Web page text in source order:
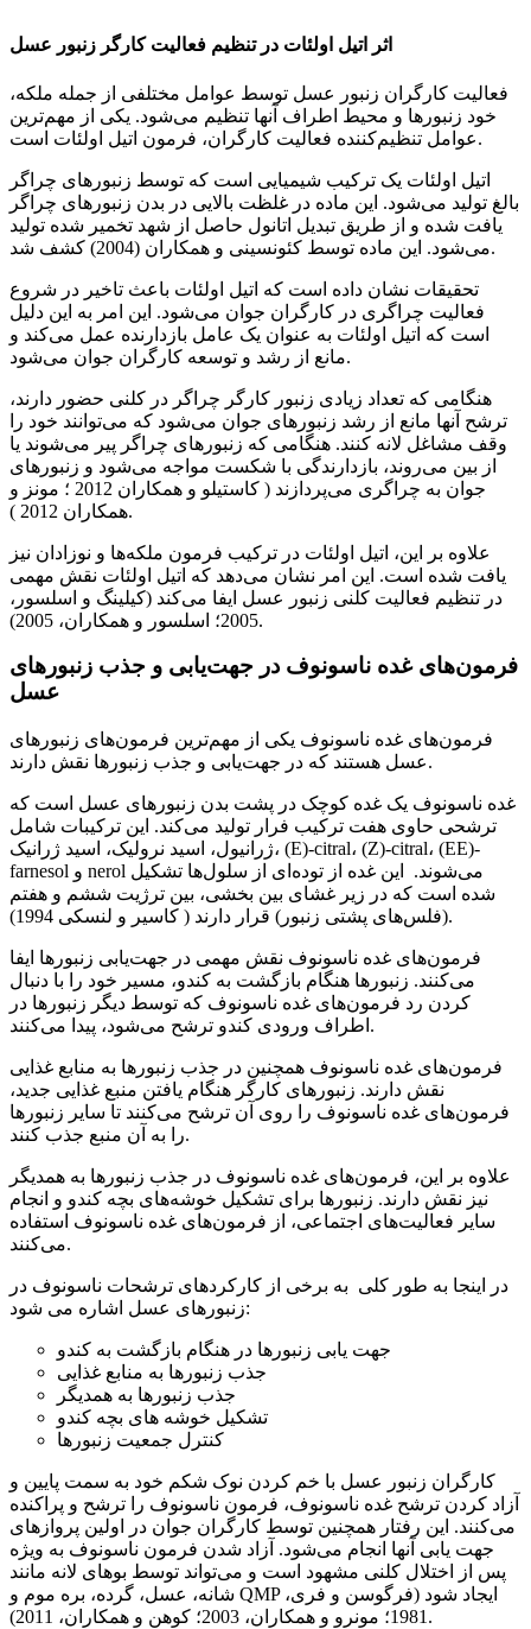
اثر اتیل اولئات در تنظیم فعالیت کارگر زنبور عسل
فعالیت کارگران زنبور عسل توسط عوامل مختلفی از جمله ملکه،
خود زنبورها و محیط اطراف آنها تنظیم می‌شود. یکی از مهم‌ترین
عوامل تنظیم‌کننده فعالیت کارگران، فرمون اتیل اولئات است.
اتیل اولئات یک ترکیب شیمیایی است که توسط زنبورهای چراگر
بالغ تولید می‌شود. این ماده در غلظت بالایی در بدن زنبورهای چراگر
یافت شده و از طریق تبدیل اتانول حاصل از شهد تخمیر شده تولید
می‌شود. این ماده توسط کئونسینی و همکاران (2004) کشف شد.
تحقیقات نشان داده است که اتیل اولئات باعث تاخیر در شروع
فعالیت چراگری در کارگران جوان می‌شود. این امر به این دلیل
است که اتیل اولئات به عنوان یک عامل بازدارنده عمل می‌کند و
مانع از رشد و توسعه کارگران جوان می‌شود.
هنگامی که تعداد زیادی زنبور کارگر چراگر در کلنی حضور دارند،
ترشح آنها مانع از رشد زنبورهای جوان می‌شود که می‌توانند خود را
وقف مشاغل لانه کنند. هنگامی که زنبورهای چراگر پیر می‌شوند یا
از بین می‌روند، بازدارندگی با شکست مواجه می‌شود و زنبورهای
جوان به چراگری می‌پردازند ( کاستیلو و همکاران 2012 ؛ مونز و
همکاران 2012 ).
علاوه بر این، اتیل اولئات در ترکیب فرمون ملکه‌ها و نوزادان نیز
یافت شده است. این امر نشان می‌دهد که اتیل اولئات نقش مهمی
در تنظیم فعالیت کلنی زنبور عسل ایفا می‌کند (کیلینگ و اسلسور،
2005؛ اسلسور و همکاران، 2005).
فرمون‌های غده ناسونوف در جهت‌یابی و جذب زنبورهای
عسل
فرمون‌های غده ناسونوف یکی از مهم‌ترین فرمون‌های زنبورهای
عسل هستند که در جهت‌یابی و جذب زنبورها نقش دارند.
غده ناسونوف یک غده کوچک در پشت بدن زنبورهای عسل است که
ترشحی حاوی هفت ترکیب فرار تولید می‌کند. این ترکیبات شامل
ژرانیول، اسید نرولیک، اسید ژرانیک، (E)-citral، (Z)-citral، (EE)-
farnesol و nerol می‌شوند. این غده از توده‌ای از سلول‌ها تشکیل
شده است که در زیر غشای بین بخشی، بین ترژیت ششم و هفتم
(فلس‌های پشتی زنبور) قرار دارند ( کاسیر و لنسکی 1994).
فرمون‌های غده ناسونوف نقش مهمی در جهت‌یابی زنبورها ایفا
می‌کنند. زنبورها هنگام بازگشت به کندو، مسیر خود را با دنبال
کردن رد فرمون‌های غده ناسونوف که توسط دیگر زنبورها در
اطراف ورودی کندو ترشح می‌شود، پیدا می‌کنند.
فرمون‌های غده ناسونوف همچنین در جذب زنبورها به منابع غذایی
نقش دارند. زنبورهای کارگر هنگام یافتن منبع غذایی جدید،
فرمون‌های غده ناسونوف را روی آن ترشح می‌کنند تا سایر زنبورها
را به آن منبع جذب کنند.
علاوه بر این، فرمون‌های غده ناسونوف در جذب زنبورها به همدیگر
نیز نقش دارند. زنبورها برای تشکیل خوشه‌های بچه کندو و انجام
سایر فعالیت‌های اجتماعی، از فرمون‌های غده ناسونوف استفاده
می‌کنند.
در اینجا به طور کلی به برخی از کارکردهای ترشحات ناسونوف در
زنبورهای عسل اشاره می شود:
جهت یابی زنبورها در هنگام بازگشت به کندو
جذب زنبورها به منابع غذایی
جذب زنبورها به همدیگر
تشکیل خوشه های بچه کندو
کنترل جمعیت زنبورها
کارگران زنبور عسل با خم کردن نوک شکم خود به سمت پایین و
آزاد کردن ترشح غده ناسونوف، فرمون ناسونوف را ترشح و پراکنده
می‌کنند. این رفتار همچنین توسط کارگران جوان در اولین پروازهای
جهت یابی آنها انجام می‌شود. آزاد شدن فرمون ناسونوف به ویژه
پس از اختلال کلنی مشهود است و می‌تواند توسط بوهای لانه مانند
شانه، عسل، گرده، بره موم و QMP ایجاد شود (فرگوسن و فری،
1981؛ مونرو و همکاران، 2003؛ کوهن و همکاران، 2011).